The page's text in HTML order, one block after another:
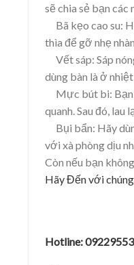
sẽ chia sẻ bạn
Bã kẹo cao su:
thìa để gỡ nhẹ
Vết sáp: Sáp
dùng bàn là ở
Mực bút bi: Bạn
quanh. Sau đó, lau
Bụi bẩn: Hãy
với xà phòng dịu
Còn nếu bạn
Hãy Đến với
Hotline: